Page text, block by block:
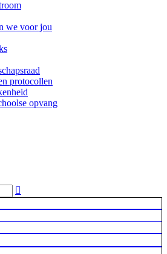
we voor jou
protocollen
opvang
